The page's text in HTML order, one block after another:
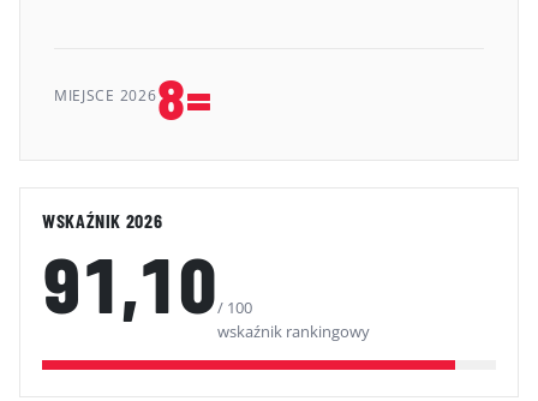
MIEJSCE 20268=
WSKAŹNIK 2026
91,10/ 100
wskaźnik rankingowy